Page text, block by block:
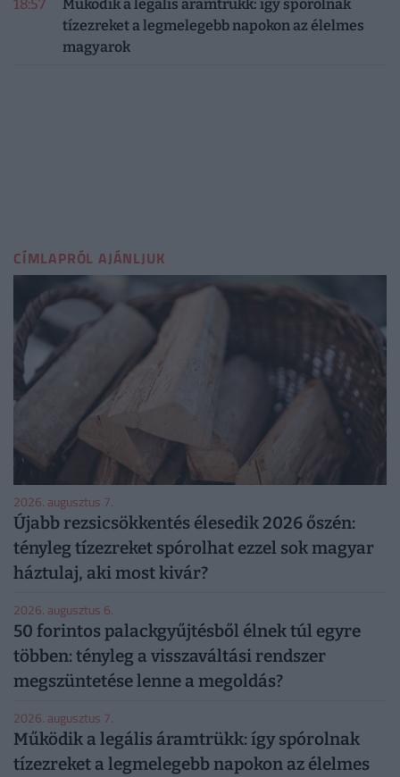
18:57
Működik a legális áramtrükk: így spórolnak
tízezreket a legmelegebb napokon az élelmes
magyarok
CÍMLAPRÓL AJÁNLJUK
2026. augusztus 7.
Újabb rezsicsökkentés élesedik 2026 őszén:
tényleg tízezreket spórolhat ezzel sok magyar
háztulaj, aki most kivár?
2026. augusztus 6.
50 forintos palackgyűjtésből élnek túl egyre
többen: tényleg a visszaváltási rendszer
megszüntetése lenne a megoldás?
2026. augusztus 7.
Működik a legális áramtrükk: így spórolnak
tízezreket a legmelegebb napokon az élelmes